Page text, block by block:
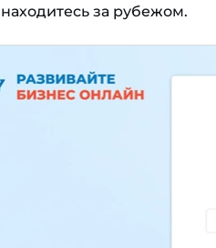
за рубежом.